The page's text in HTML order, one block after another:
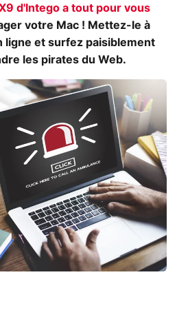
d'Intego a tout pour vous
votre Mac ! Mettez-le à
ligne et surfez paisiblement
les pirates du Web.